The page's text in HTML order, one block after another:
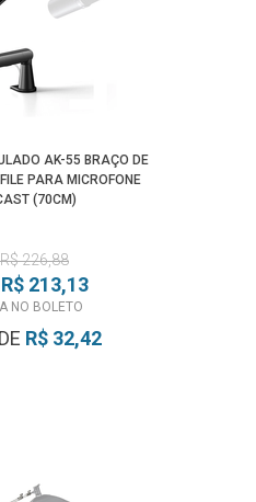
AK-55 BRAÇO DE
PARA MICROFONE
(70CM)
226,88
R$ 213,13
NO BOLETO
DE R$ 32,42